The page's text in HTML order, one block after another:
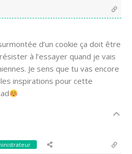
d’un cookie ça doit être
à l’essayer quand je vais
Je sens que tu vas encore
inspirations pour cette